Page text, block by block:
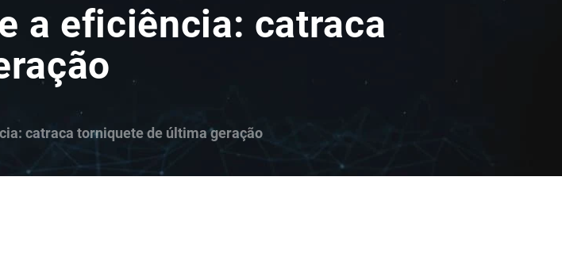
a eficiência: catraca
catraca torniquete de última geração